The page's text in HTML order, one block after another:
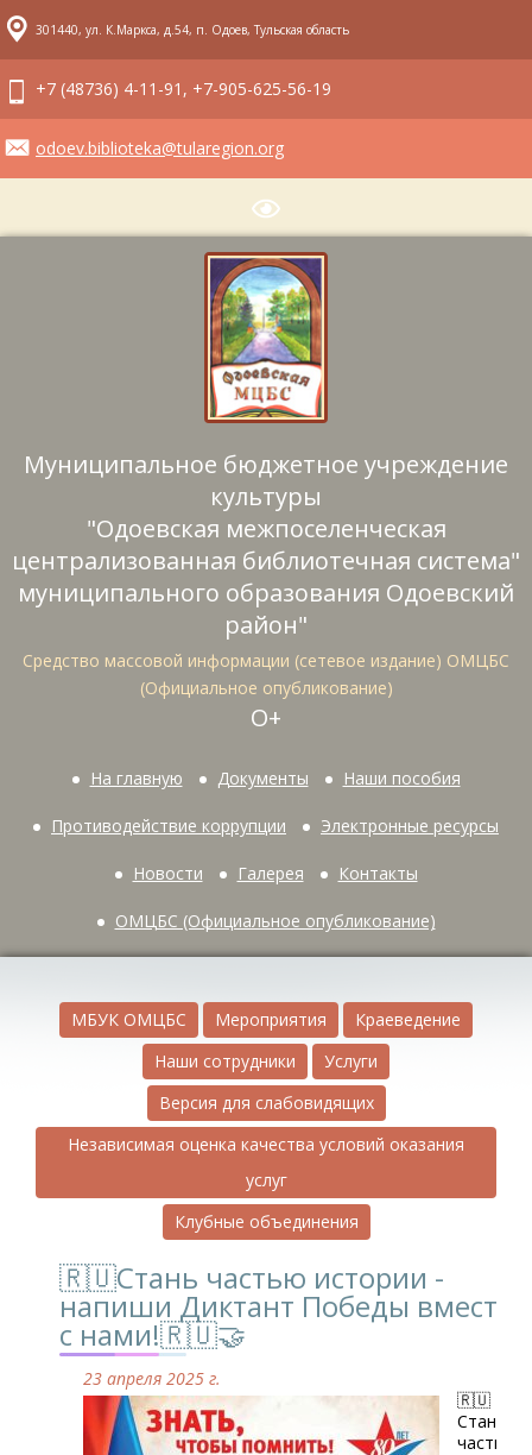
301440, ул. К.Маркса, д.54, п. Одоев, Тульская область
+7 (48736) 4-11-91, +7-905-625-56-19
odoev.biblioteka@tularegion.org
Муниципальное бюджетное учреждение
культуры
"Одоевская межпоселенческая
централизованная библиотечная система"
муниципального образования Одоевский
район"
Средство массовой информации (сетевое издание) ОМЦБС
(Официальное опубликование)
О+
На главную Документы Наши пособия
Противодействие коррупции Электронные ресурсы
Новости Галерея Контакты
ОМЦБС (Официальное опубликование)
МБУК ОМЦБС Мероприятия
Краеведение
Наши сотрудники
Услуги
Версия для слабовидящих
Независимая оценка качества условий оказания
услуг
Клубные объединения
🇷🇺Стань частью истории -
напиши Диктант Победы вместе
с нами!🇷🇺🤝
23 апреля 2025 г.
🇷🇺
Стань
частью